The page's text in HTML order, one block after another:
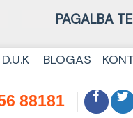
PAGALBA
D.U.K BLOGAS
88181